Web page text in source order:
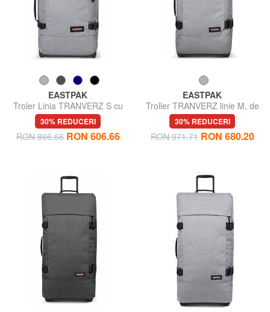
EASTPAK
Troler Linia TRANVERZ S cu
TSA, bagaj de mână
30% REDUCERI
RON 866.66 RON 606.66
EASTPAK
Troller TRANVERZ linie M, de
dimensiuni medii, cu TSA
30% REDUCERI
RON 971.71 RON 680.20